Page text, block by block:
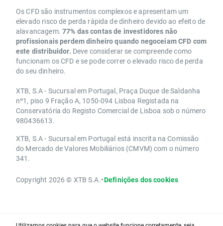
Os CFD são instrumentos complexos e apresentam um
elevado risco de perda rápida de dinheiro devido ao efeito de
alavancagem. 77% das contas de investidores não
profissionais perdem dinheiro quando negoceiam CFD com
este distribuidor. Deve considerar se compreende como
funcionam os CFD e se pode correr o elevado risco de perda
do seu dinheiro.
XTB, S.A - Sucursal em Portugal, Praça Duque de Saldanha
nº1, piso 9 Fração A, 1050-094 Lisboa Registada na
Conservatória do Registo Comercial de Lisboa sob o número
980436613.
XTB, S.A - Sucursal em Portugal está inscrita na Comissão
do Mercado de Valores Mobiliários (CMVM) com o número
341.
Copyright 2026 © XTB S.A.•Definições dos cookies